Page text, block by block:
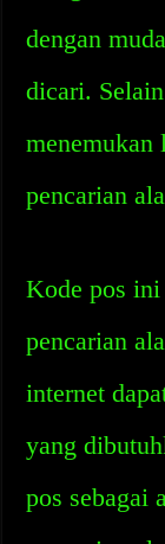
dengan
dicari.
menemukan
pencarian
Kode pos
pencarian
internet
yang
pos sebagai